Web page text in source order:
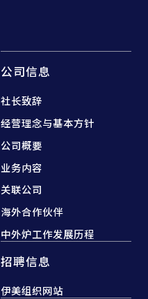
公司信息
社长致辞
经营理念与基本方针
公司概要
业务内容
关联公司
海外合作伙伴
中外炉工作发展历程
招聘信息
伊美组织网站